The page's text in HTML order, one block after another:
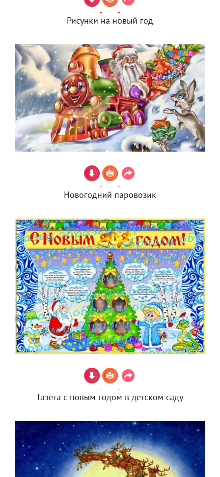
Рисунки на новый год
Новогодний паровозик
Газета с новым годом в детском саду